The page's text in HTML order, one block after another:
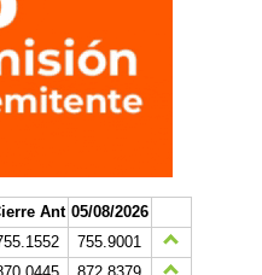
Ant 05/08/2026
755.9001